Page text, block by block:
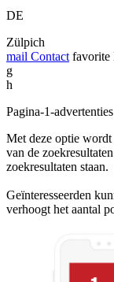
DE
Zülpich
mail Contact favorite
g
h
Pagina-1-advertenties
Met deze optie
van de
zoekresultaten staan.
Geïnteresseerden
verhoogt het aantal